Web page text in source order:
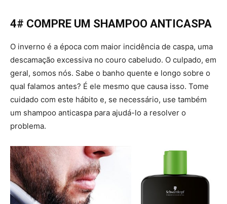
4# COMPRE UM SHAMPOO ANTICASPA
O inverno é a época com maior incidência de caspa, uma
descamação excessiva no couro cabeludo. O culpado, em
geral, somos nós. Sabe o banho quente e longo sobre o
qual falamos antes? É ele mesmo que causa isso. Tome
cuidado com este hábito e, se necessário, use também
um shampoo anticaspa para ajudá-lo a resolver o
problema.